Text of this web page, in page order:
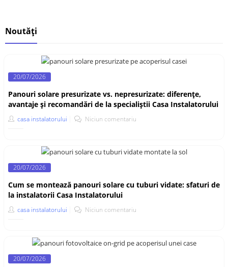
Noutăți
20/07/2026
Panouri solare presurizate vs. nepresurizate: diferențe,
avantaje și recomandări de la specialiștii Casa Instalatorului
casa instalatorului Niciun comentariu
20/07/2026
Cum se montează panouri solare cu tuburi vidate: sfaturi de
la instalatorii Casa Instalatorului
casa instalatorului Niciun comentariu
20/07/2026